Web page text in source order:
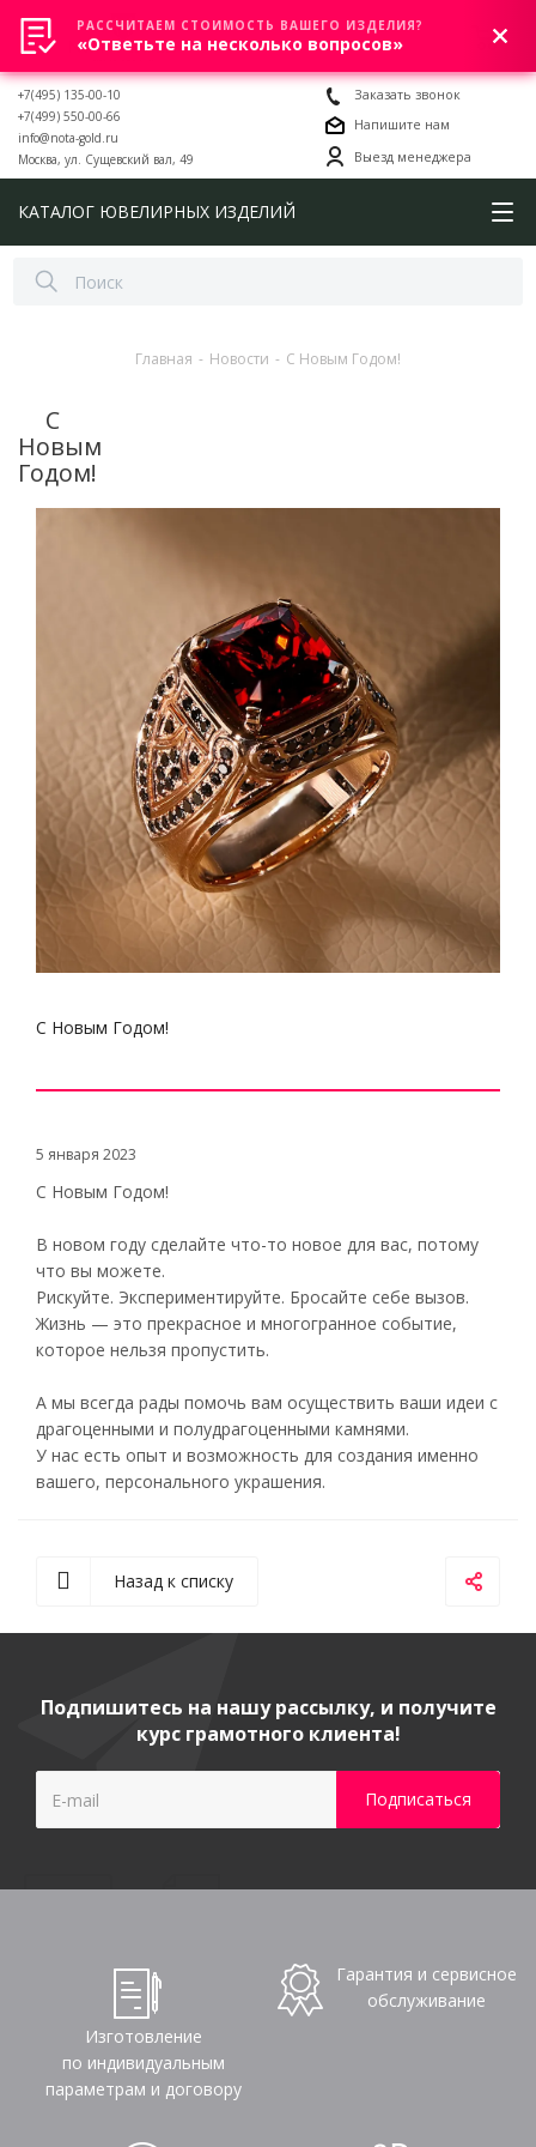
0
+7(495) 135-00-10
+7(499) 550-00-66
info@nota-gold.ru
Москва, ул. Сущевский вал, 49
Заказать звонок
Напишите нам
Выезд менеджера
КАТАЛОГ ЮВЕЛИРНЫХ ИЗДЕЛИЙ
Главная - Новости - С Новым Годом!
С
Новым
Годом!
С Новым Годом!
5 января 2023
С Новым Годом!
В новом году сделайте что-то новое для вас, потому
что вы можете.
Рискуйте. Экспериментируйте. Бросайте себе вызов.
Жизнь — это прекрасное и многогранное событие,
которое нельзя пропустить.
А мы всегда рады помочь вам осуществить ваши идеи с
драгоценными и полудрагоценными камнями.
У нас есть опыт и возможность для создания именно
вашего, персонального украшения.
Назад к списку
Подпишитесь на нашу рассылку, и получите
курс грамотного клиента!
Изготовление
по индивидуальным
параметрам и договору
Гарантия и сервисное
обслуживание
РАССЧИТАЕМ СТОИМОСТЬ ВАШЕГО ИЗДЕЛИЯ?
«Ответьте на несколько вопросов»